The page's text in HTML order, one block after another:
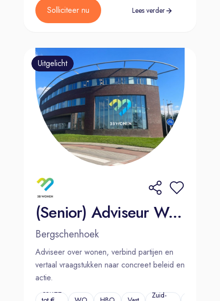
Solliciteer nu Lees verder
Uitgelicht
(Senior) Adviseur Wonen
Bergschenhoek
Adviseer over wonen, verbind partijen en
vertaal vraagstukken naar concreet beleid en
actie.
€5.122
Zuid-